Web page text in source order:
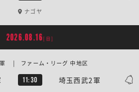
ナゴヤ
2026.08.16[日]
11:30 埼玉西武2軍
軍 | ファーム・リーグ 中地区